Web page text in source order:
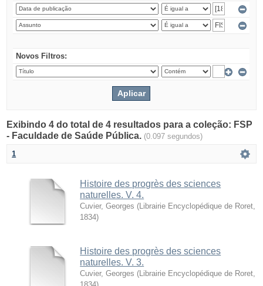
Novos Filtros:
Exibindo 4 do total de 4 resultados para a coleção: FSP
- Faculdade de Saúde Pública. (0.097 segundos)
1
Histoire des progrès des sciences
naturelles. V. 4.
Cuvier, Georges ( Librairie Encyclopédique de Roret
1834)
Histoire des progrès des sciences
naturelles. V. 3.
Cuvier, Georges ( Librairie Encyclopédique de Roret